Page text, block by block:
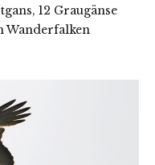
12 Graugänse
Wanderfalken